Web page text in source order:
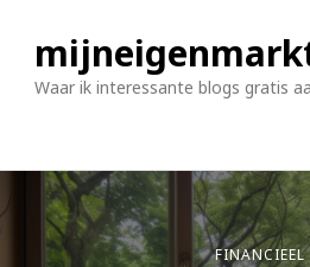
Waar ik interessante blogs gratis
FINANCIEEL